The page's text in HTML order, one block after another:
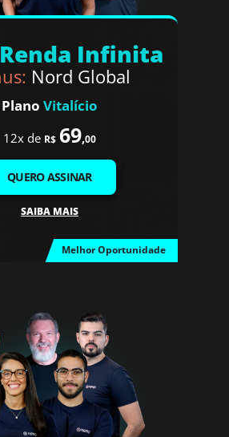
Melhor Oportunidade
Renda Infinita
Nord Global
Plano Vitalício
12x de R$ 69,00
QUERO ASSINAR
SAIBA MAIS